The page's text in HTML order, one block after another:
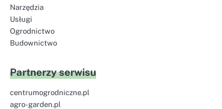
Narzędzia
Usługi
Ogrodnictwo
Budownictwo
Partnerzy serwisu
centrumogrodniczne.pl
agro-garden.pl